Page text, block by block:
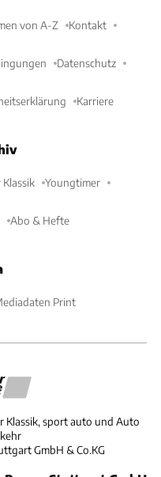
von A-Z Kontakt
Datenschutz
Karriere
Youngtimer
Abo & Hefte
Print
sport auto und Auto
GmbH & Co.KG